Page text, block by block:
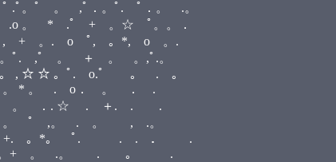
。ﾟ. ﾟ．。 .。
+ 。☆ ﾟ。。．
。*, o 。.
＋ 。 。,ﾟ.。
。ﾟ. o.ﾟ 。 . 。
. o． 。 ． .
. ☆ . ＋. . .
ﾟ ,。 . 。 , .。
。*。 ﾟ. . . ． .
ﾟ。+ 。 .。 . ｡ .